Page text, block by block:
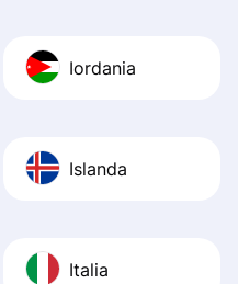
Iordania
Islanda
Italia